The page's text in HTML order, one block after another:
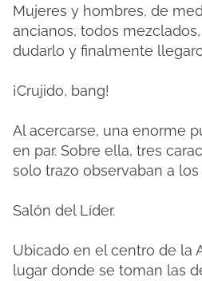
Mujeres y hombres, de
ancianos, todos
dudarlo y finalmente
¡Crujido, bang!
Al acercarse, una enorme
en par. Sobre ella, tres
solo trazo observaban a
Salón del Líder.
Ubicado en el centro de la
lugar donde se toman las